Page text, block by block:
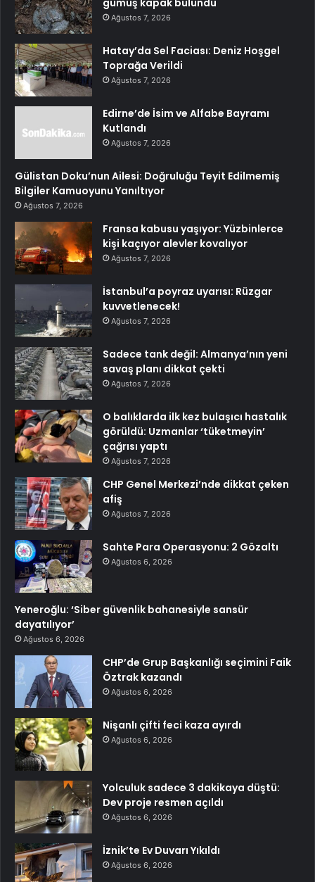
Ağustos 7, 2026
Hatay’da Sel Faciası: Deniz Hoşgel
Toprağa Verildi
Ağustos 7, 2026
Edirne’de İsim ve Alfabe Bayramı
Kutlandı
Ağustos 7, 2026
Gülistan Doku’nun Ailesi: Doğruluğu Teyit Edilmemiş
Bilgiler Kamuoyunu Yanıltıyor
Ağustos 7, 2026
Fransa kabusu yaşıyor: Yüzbinlerce
kişi kaçıyor alevler kovalıyor
Ağustos 7, 2026
İstanbul’a poyraz uyarısı: Rüzgar
kuvvetlenecek!
Ağustos 7, 2026
Sadece tank değil: Almanya’nın yeni
savaş planı dikkat çekti
Ağustos 7, 2026
O balıklarda ilk kez bulaşıcı hastalık
görüldü: Uzmanlar ‘tüketmeyin’
çağrısı yaptı
Ağustos 7, 2026
CHP Genel Merkezi’nde dikkat çeken
afiş
Ağustos 7, 2026
Sahte Para Operasyonu: 2 Gözaltı
Ağustos 6, 2026
Yeneroğlu: ‘Siber güvenlik bahanesiyle sansür
dayatılıyor’
Ağustos 6, 2026
CHP’de Grup Başkanlığı seçimini Faik
Öztrak kazandı
Ağustos 6, 2026
Nişanlı çifti feci kaza ayırdı
Ağustos 6, 2026
Yolculuk sadece 3 dakikaya düştü:
Dev proje resmen açıldı
Ağustos 6, 2026
İznik’te Ev Duvarı Yıkıldı
Ağustos 6, 2026